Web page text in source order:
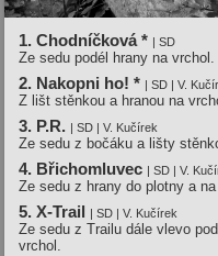
1. Chodníčková * | SD
Ze sedu podél hrany na vrchol.
2. Nakopni ho! * | SD | V.
Z lišt stěnkou a hranou na
3. P.R. | SD | V. Kučírek
Ze sedu z bočáku a lišty
4. Břichomluvec | SD | V.
Ze sedu z hrany do plotny a
5. X-Trail | SD | V. Kučírek
Ze sedu z Trailu dále vlevo
vrchol.